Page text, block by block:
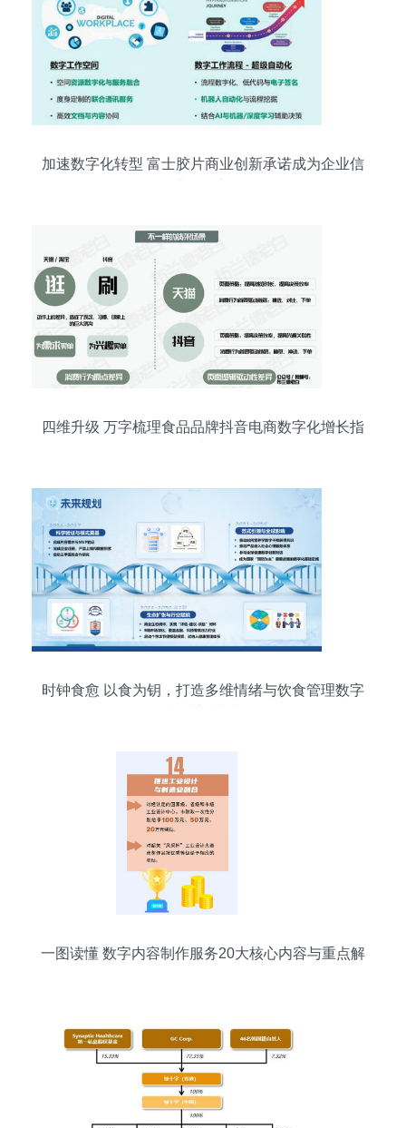
加速数字化转型 富士胶片商业创新承诺成为企业信
四维升级 万字梳理食品品牌抖音电商数字化增长指
时钟食愈 以食为钥，打造多维情绪与饮食管理数字
一图读懂 数字内容制作服务20大核心内容与重点解